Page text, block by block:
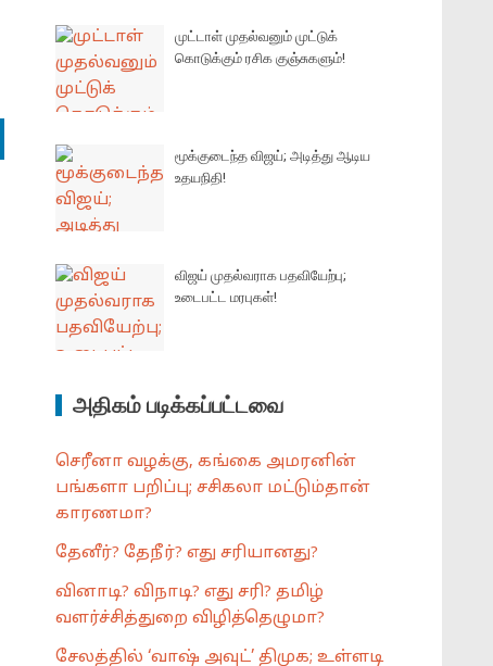
முட்டாள் முதல்வனும் முட்டுக்
கொடுக்கும் ரசிக குஞ்சுகளும்!
மூக்குடைந்த விஜய்; அடித்து ஆடிய
உதயநிதி!
விஜய் முதல்வராக பதவியேற்பு;
உடைபட்ட மரபுகள்!
அதிகம் படிக்கப்பட்டவை
செரீனா வழக்கு, கங்கை அமரனின்
பங்களா பறிப்பு; சசிகலா மட்டும்தான்
காரணமா?
தேனீர்? தேநீர்? எது சரியானது?
வினாடி? விநாடி? எது சரி? தமிழ்
வளர்ச்சித்துறை விழித்தெழுமா?
சேலத்தில் ‘வாஷ் அவுட்’ திமுக; உள்ளடி